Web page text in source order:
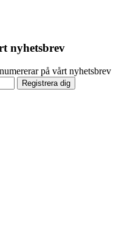
nyhetsbrev
på vårt nyhetsbrev
Registrera dig